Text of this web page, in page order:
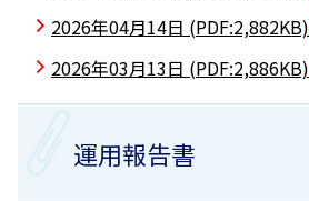
2026年04月14日 (PDF:2,882KB)
2026年03月13日 (PDF:2,886KB)
運用報告書